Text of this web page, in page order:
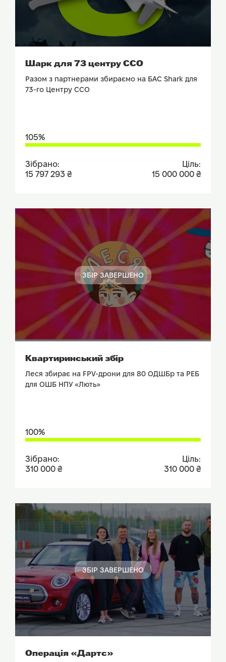
ПОДИВИТИСЬ ЗВІТ
Шарк для 73 центру ССО
Разом з партнерами збираємо на БАС Shark для
73-го Центру ССО
Зібрано:
Ціль:
15 797 293 ₴
15 000 000 ₴
105%
ЗБІР ЗАВЕРШЕНО
ПОДИВИТИСЬ ЗВІТ
Квартиринський збір
Леся збирає на FPV-дрони для 80 ОДШБр та РЕБ
для ОШБ НПУ «Лють»
Зібрано:
Ціль:
310 000 ₴
310 000 ₴
100%
ЗБІР ЗАВЕРШЕНО
ПОДИВИТИСЬ ЗВІТ
Операція «Дартс»